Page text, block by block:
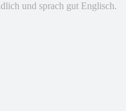
und sprach gut Englisch.